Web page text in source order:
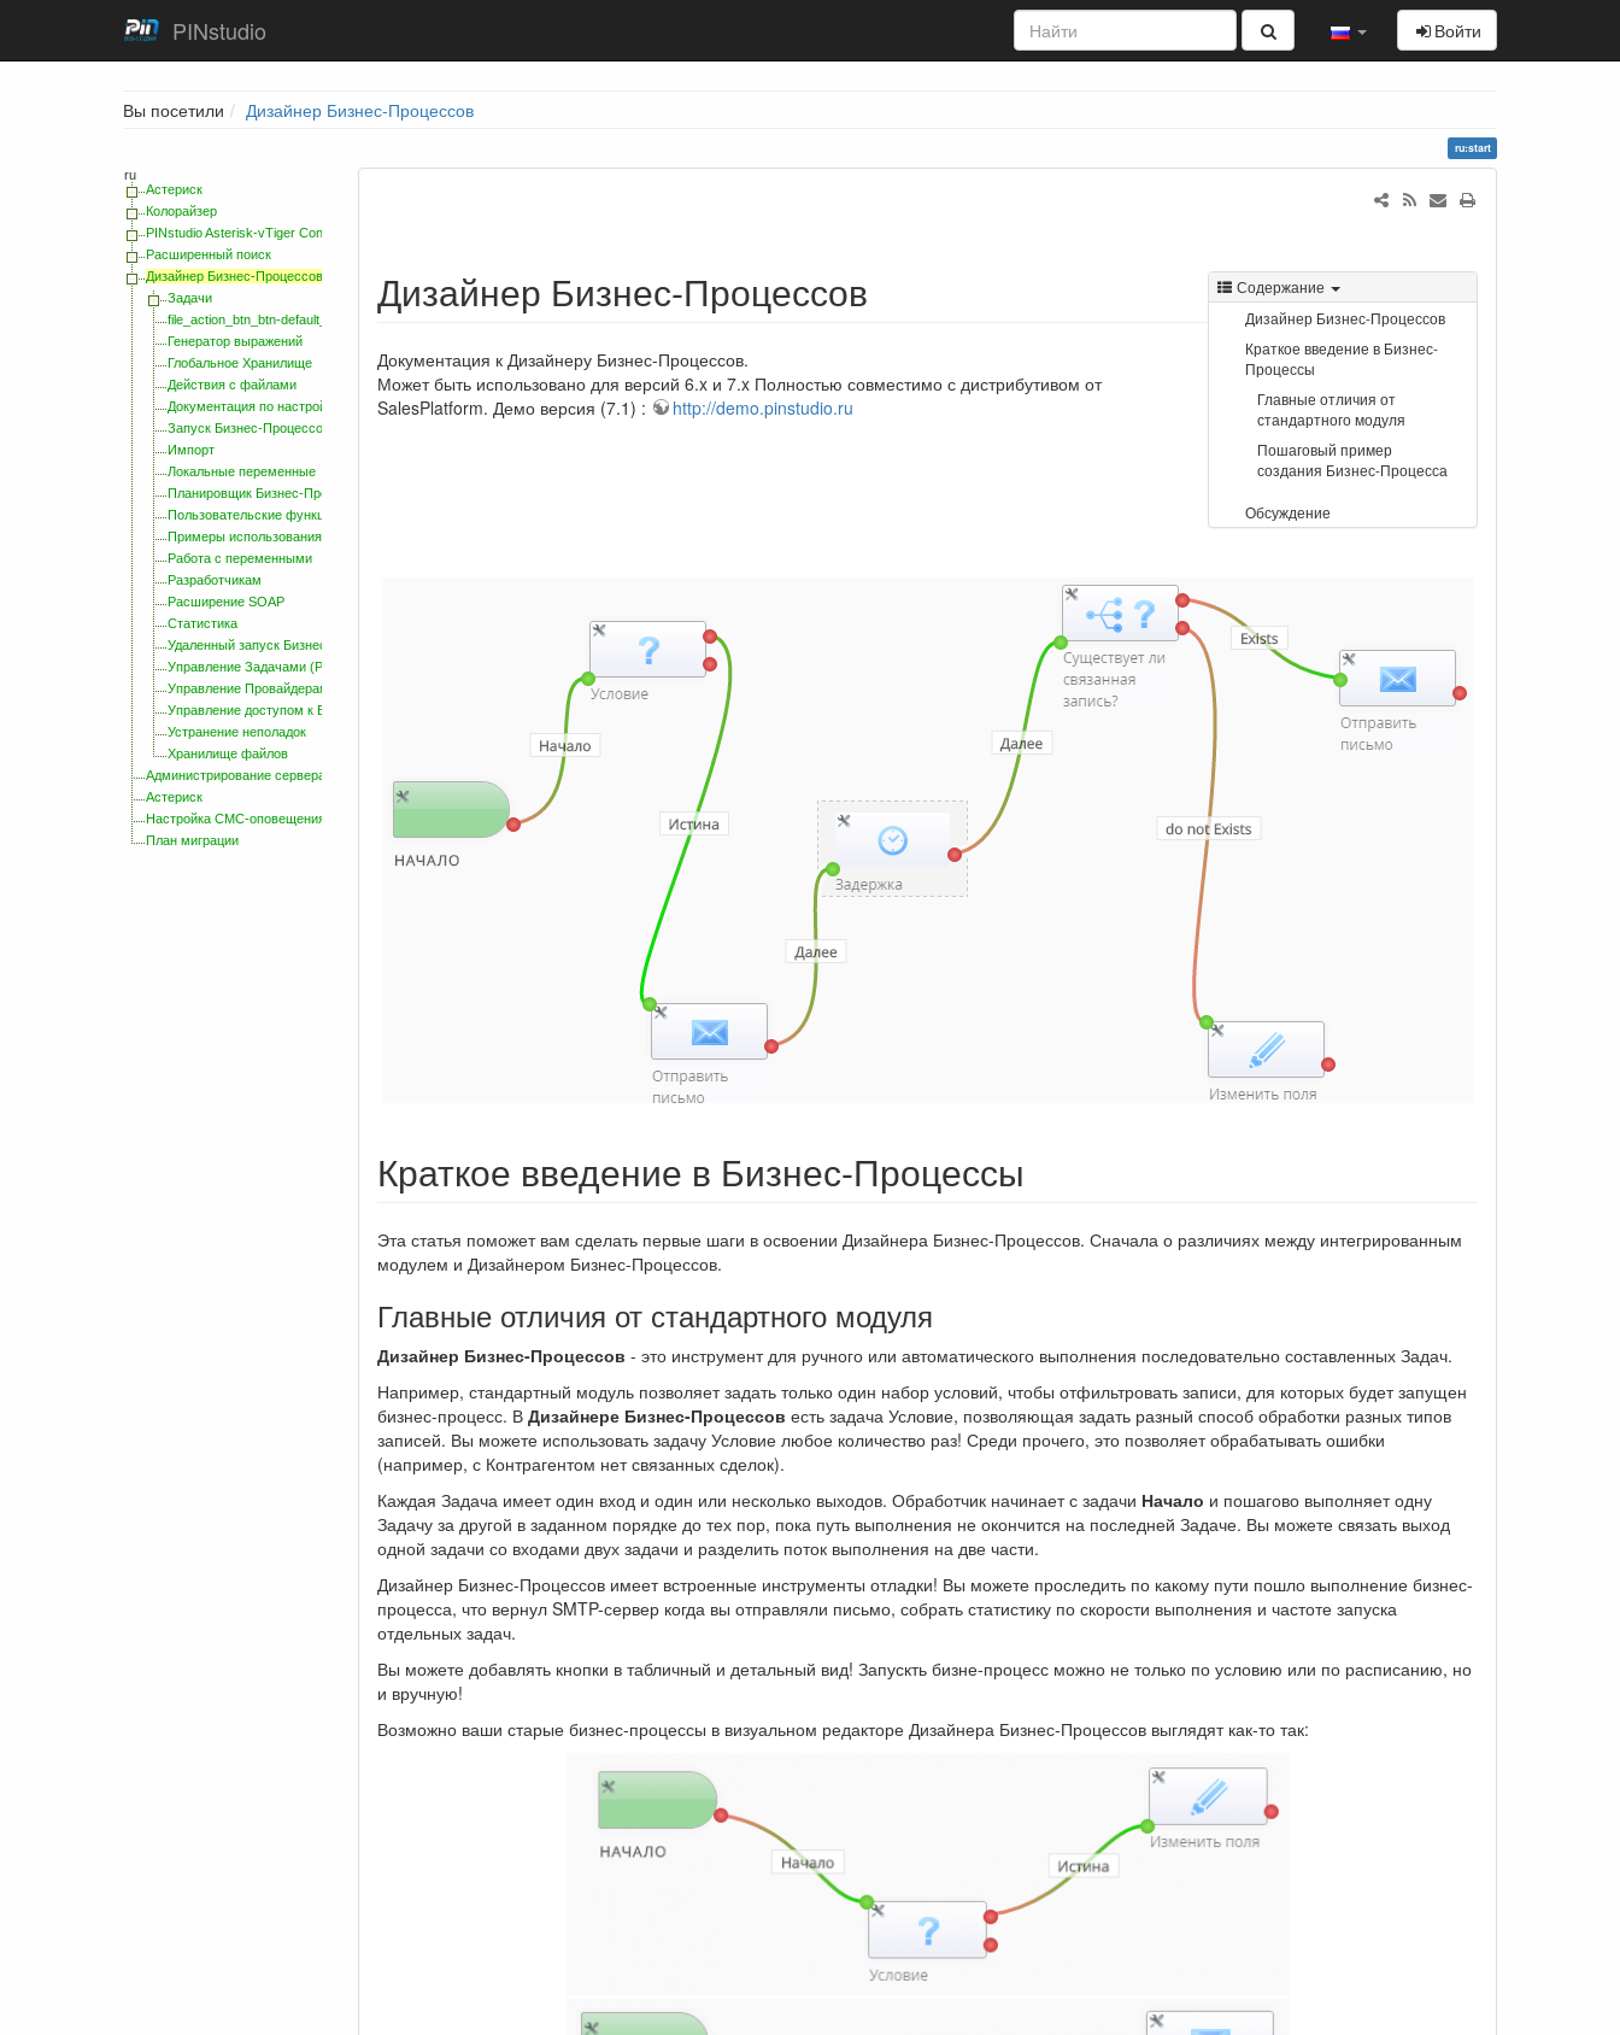
PINstudio Войти
Вы посетили Дизайнер Бизнес-Процессов
ru:start
ru
Астериск
Колорайзер
PINstudio Asterisk-vTiger Connector
Расширенный поиск
Дизайнер Бизнес-Процессов
Задачи
file_action_btn_btn-default_navbar-btns
Генератор выражений
Глобальное Хранилище
Действия с файлами
Документация по настройке интерфейса CRM
Запуск Бизнес-Процессов с помощью PHP
Импорт
Локальные переменные
Планировщик Бизнес-Процессов
Пользовательские функции
Примеры использования
Работа с переменными
Разработчикам
Расширение SOAP
Статистика
Удаленный запуск Бизнес-Процессов с помощью HTTP Обработчика
Управление Задачами (Репозиторий)
Управление Провайдерами
Управление доступом к Бизнес-Процессам
Устранение неполадок
Хранилище файлов
Администрирование сервера
Астериск
Настройка СМС-оповещения
План миграции
Содержание
Дизайнер Бизнес-Процессов
Краткое введение в Бизнес-
Процессы
Главные отличия от
стандартного модуля
Пошаговый пример
создания Бизнес-Процесса
Обсуждение
Дизайнер Бизнес-Процессов
Документация к Дизайнеру Бизнес-Процессов.
Может быть использовано для версий 6.x и 7.x Полностью совместимо с дистрибутивом от
SalesPlatform. Демо версия (7.1) :
http://demo.pinstudio.ru
Краткое введение в Бизнес-Процессы
Эта статья поможет вам сделать первые шаги в освоении Дизайнера Бизнес-Процессов. Сначала о различиях между интегрированным
модулем и Дизайнером Бизнес-Процессов.
Главные отличия от стандартного модуля
Дизайнер Бизнес-Процессов - это инструмент для ручного или автоматического выполнения последовательно составленных Задач.
Например, стандартный модуль позволяет задать только один набор условий, чтобы отфильтровать записи, для которых будет запущен
бизнес-процесс. В Дизайнере Бизнес-Процессов есть задача Условие, позволяющая задать разный способ обработки разных типов
записей. Вы можете использовать задачу Условие любое количество раз! Среди прочего, это позволяет обрабатывать ошибки
(например, с Контрагентом нет связанных сделок).
Каждая Задача имеет один вход и один или несколько выходов. Обработчик начинает с задачи Начало и пошагово выполняет одну
Задачу за другой в заданном порядке до тех пор, пока путь выполнения не окончится на последней Задаче. Вы можете связать выход
одной задачи со входами двух задачи и разделить поток выполнения на две части.
Дизайнер Бизнес-Процессов имеет встроенные инструменты отладки! Вы можете проследить по какому пути пошло выполнение бизнес-
процесса, что вернул SMTP-сервер когда вы отправляли письмо, собрать статистику по скорости выполнения и частоте запуска
отдельных задач.
Вы можете добавлять кнопки в табличный и детальный вид! Запускть бизне-процесс можно не только по условию или по расписанию, но
и вручную!
Возможно ваши старые бизнес-процессы в визуальном редакторе Дизайнера Бизнес-Процессов выглядят как-то так: